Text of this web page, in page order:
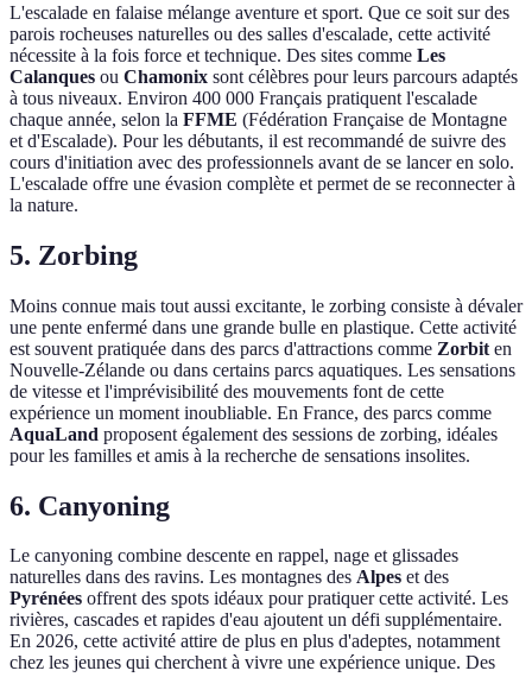
L'escalade en falaise mélange aventure et sport. Que ce soit sur des
parois rocheuses naturelles ou des salles d'escalade, cette activité
nécessite à la fois force et technique. Des sites comme Les
Calanques ou Chamonix sont célèbres pour leurs parcours adaptés
à tous niveaux. Environ 400 000 Français pratiquent l'escalade
chaque année, selon la FFME (Fédération Française de Montagne
et d'Escalade). Pour les débutants, il est recommandé de suivre des
cours d'initiation avec des professionnels avant de se lancer en solo.
L'escalade offre une évasion complète et permet de se reconnecter à
la nature.
5. Zorbing
Moins connue mais tout aussi excitante, le zorbing consiste à dévaler
une pente enfermé dans une grande bulle en plastique. Cette activité
est souvent pratiquée dans des parcs d'attractions comme Zorbit en
Nouvelle-Zélande ou dans certains parcs aquatiques. Les sensations
de vitesse et l'imprévisibilité des mouvements font de cette
expérience un moment inoubliable. En France, des parcs comme
AquaLand proposent également des sessions de zorbing, idéales
pour les familles et amis à la recherche de sensations insolites.
6. Canyoning
Le canyoning combine descente en rappel, nage et glissades
naturelles dans des ravins. Les montagnes des Alpes et des
Pyrénées offrent des spots idéaux pour pratiquer cette activité. Les
rivières, cascades et rapides d'eau ajoutent un défi supplémentaire.
En 2026, cette activité attire de plus en plus d'adeptes, notamment
chez les jeunes qui cherchent à vivre une expérience unique. Des